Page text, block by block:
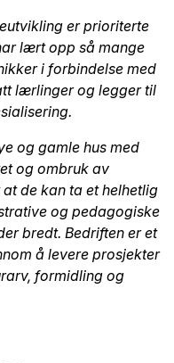
er prioriterte
lært opp så mange
i forbindelse med
lærlinger og legger til
og gamle hus med
og ombruk av
de kan ta et helhetlig
og pedagogiske
bredt. Bedriften er et
å levere prosjekter
formidling og